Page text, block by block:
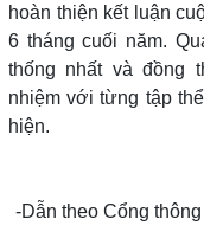
hoàn thiện kết luận
6 tháng cuối năm.
thống nhất và đồng
nhiệm với từng tập
hiện.
-Dẫn theo Cổng